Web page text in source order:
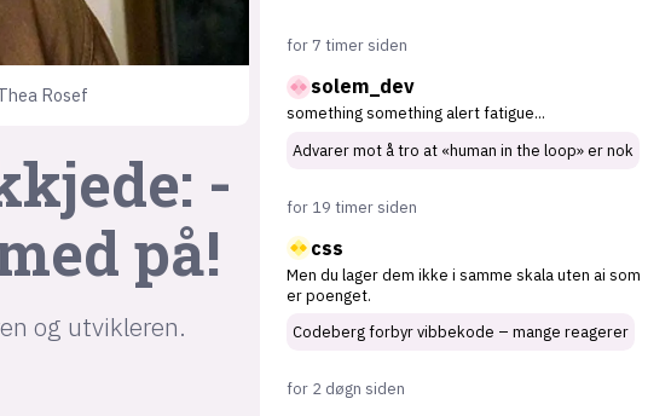
Rosef
-
på!
og utvikleren.
for 7 timer siden
solem_dev
something something alert fatigue...
Advarer mot å tro at «human in the loop» er nok
for 19 timer siden
css
Men du lager dem ikke i samme skala uten ai som
er poenget.
Codeberg forbyr vibbekode – mange reagerer
for 2 døgn siden